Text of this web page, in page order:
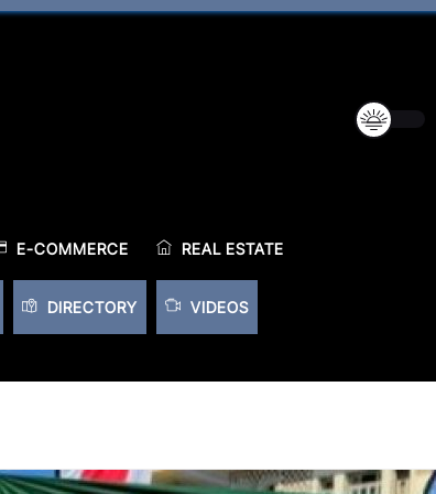
E-COMMERCE REAL ESTATE
DIRECTORY VIDEOS